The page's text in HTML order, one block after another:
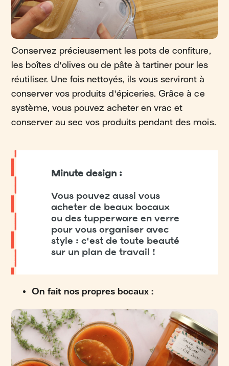
Conservez précieusement les pots de confiture,
les boîtes d'olives ou de pâte à tartiner pour les
réutiliser. Une fois nettoyés, ils vous serviront à
conserver vos produits d'épiceries. Grâce à ce
système, vous pouvez acheter en vrac et
conserver au sec vos produits pendant des mois.
Minute design :
Vous pouvez aussi vous
acheter de beaux bocaux
ou des tupperware en verre
pour vous organiser avec
style : c'est de toute beauté
sur un plan de travail !
On fait nos propres bocaux :